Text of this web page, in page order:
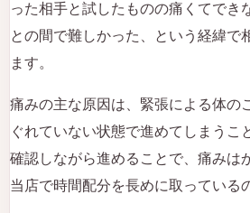
った相手と試したものの痛くてでき
との間で難しかった、という経緯で
ます。
痛みの主な原因は、緊張による体の
ぐれていない状態で進めてしまうこ
確認しながら進めることで、痛みは
当店で時間配分を長めに取っている